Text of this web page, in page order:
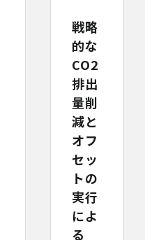
戦略
的な
CO2
排出
量削
減と
オフ
セッ
トの
実行
によ
る